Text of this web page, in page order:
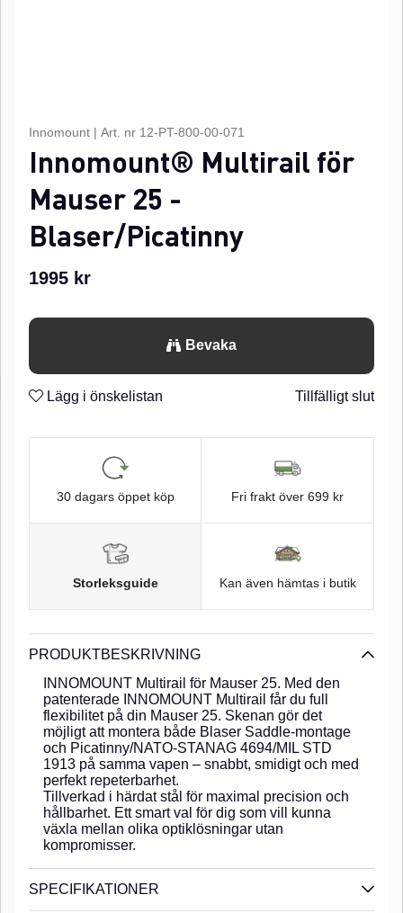
Innomount | Art. nr 12-PT-800-00-071
Innomount® Multirail för
Mauser 25 -
Blaser/Picatinny
1995 kr
Bevaka
Lägg i önskelistan Tillfälligt slut
30 dagars öppet köp Fri frakt över 699 kr
Storleksguide Kan även hämtas i butik
PRODUKTBESKRIVNING
INNOMOUNT Multirail för Mauser 25. Med den
patenterade INNOMOUNT Multirail får du full
flexibilitet på din Mauser 25. Skenan gör det
möjligt att montera både Blaser Saddle-montage
och Picatinny/NATO-STANAG 4694/MIL STD
1913 på samma vapen – snabbt, smidigt och med
perfekt repeterbarhet.
Tillverkad i härdat stål för maximal precision och
hållbarhet. Ett smart val för dig som vill kunna
växla mellan olika optiklösningar utan
kompromisser.
SPECIFIKATIONER